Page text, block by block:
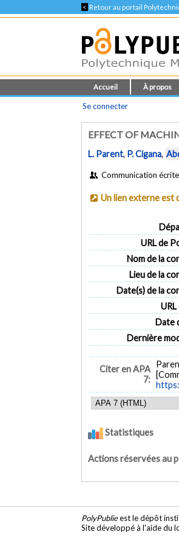
< Retour au portail
Accueil À propos
Se connecter
EFFECT OF
L. Parent, P. Cigana,
Communication
Un lien externe est
URL de
Nom de la
Lieu de la
Date(s) de la
Date
Dernière
Citer en APA
7:
Statistiques
Actions réservées au
PolyPublieest le dépôt
Site développé à l'aide du